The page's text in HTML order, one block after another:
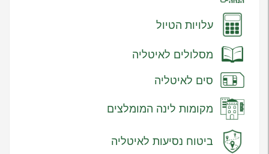
עלויות הטיול
מסלולים לאיטליה
סים לאיטליה
מקומות לינה המומלצים
ביטוח נסיעות לאיטליה